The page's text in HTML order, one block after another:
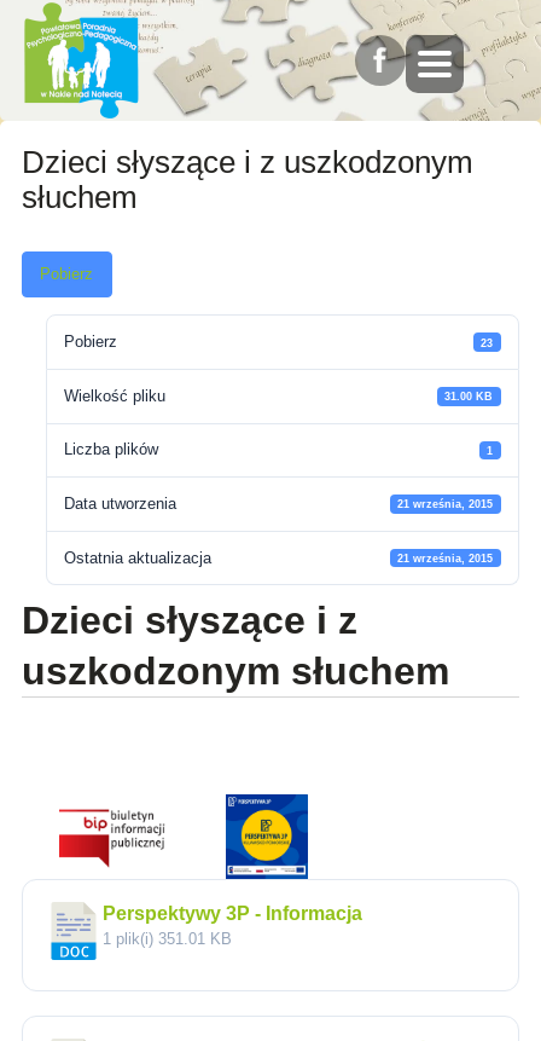
Dzieci słyszące i z uszkodzonym
słuchem
Pobierz
Pobierz 23
Wielkość pliku 31.00 KB
Liczba plików 1
Data utworzenia 21 września, 2015
Ostatnia aktualizacja 21 września, 2015
Dzieci słyszące i z
uszkodzonym słuchem
Perspektywy 3P - Informacja
1 plik(i) 351.01 KB